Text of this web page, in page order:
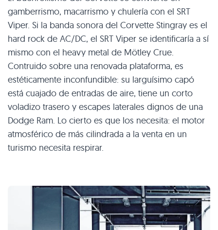
gamberrismo, macarrismo y chulería con el SRT
Viper. Si la banda sonora del Corvette Stingray es el
hard rock de AC/DC, el SRT Viper se identificaría a sí
mismo con el heavy metal de Mötley Crue.
Contruido sobre una renovada plataforma, es
estéticamente inconfundible: su larguísimo capó
está cuajado de entradas de aire, tiene un corto
voladizo trasero y escapes laterales dignos de una
Dodge Ram. Lo cierto es que los necesita: el motor
atmosférico de más cilindrada a la venta en un
turismo necesita respirar.